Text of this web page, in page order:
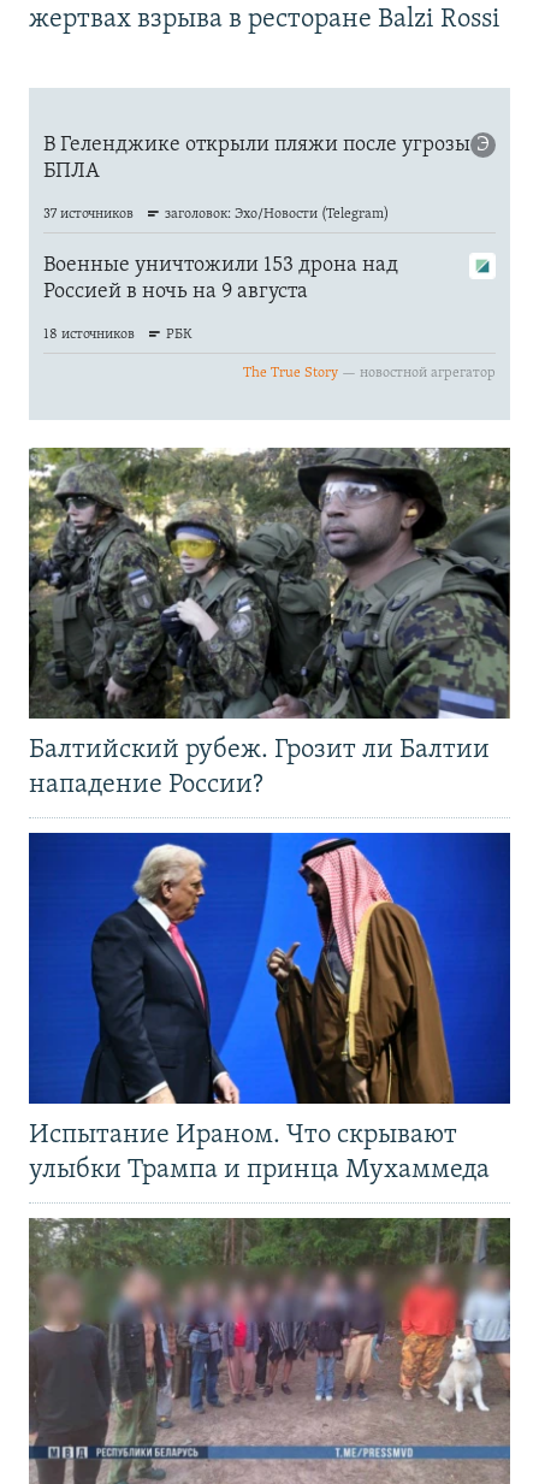
жертвах взрыва в ресторане Balzi Rossi
Балтийский рубеж. Грозит ли Балтии
нападение России?
Испытание Ираном. Что скрывают
улыбки Трампа и принца Мухаммеда